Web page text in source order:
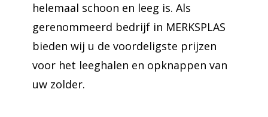
helemaal schoon en leeg is. Als
gerenommeerd bedrijf in MERKSPLAS
bieden wij u de voordeligste prijzen
voor het leeghalen en opknappen van
uw zolder.